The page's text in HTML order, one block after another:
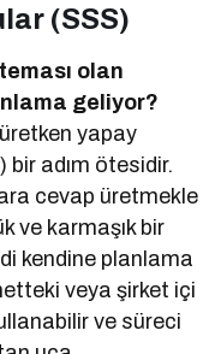
(SSS)
olan
geliyor?
yapay
bir adım ötesidir.
cevap üretmekle
ve karmaşık bir
kendine planlama
veya şirket içi
ve süreci